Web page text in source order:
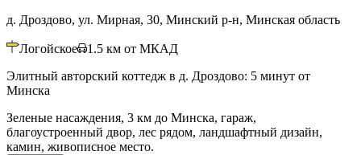
д. Дроздово, ул. Мирная, 30, Минский р-н, Минская область
Логойское 1.5 км от МКАД
Элитный авторский коттедж в д. Дроздово: 5 минут от
Минска
Зеленые насаждения, 3 км до Минска, гараж,
благоустроенный двор, лес рядом, ландшафтный дизайн,
камин, живописное место.